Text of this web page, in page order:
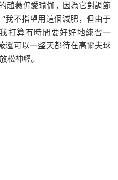
趙薇偏愛瑜伽，因為它對調節
我不指望用這個減肥，但由于
打算有時間要好好地練習一
還可以一整天都待在高爾夫球
松神經。